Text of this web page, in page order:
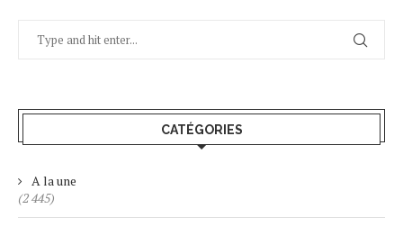
CATÉGORIES
A la une
(2 445)